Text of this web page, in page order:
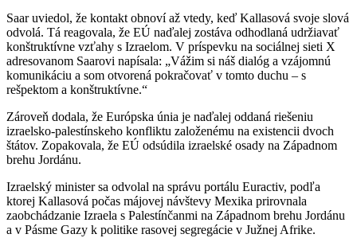
Saar uviedol, že kontakt obnoví až vtedy, keď Kallasová svoje slová
odvolá. Tá reagovala, že EÚ naďalej zostáva odhodlaná udržiavať
konštruktívne vzťahy s Izraelom. V príspevku na sociálnej sieti X
adresovanom Saarovi napísala: „Vážim si náš dialóg a vzájomnú
komunikáciu a som otvorená pokračovať v tomto duchu – s
rešpektom a konštruktívne.“
Zároveň dodala, že Európska únia je naďalej oddaná riešeniu
izraelsko-palestínskeho konfliktu založenému na existencii dvoch
štátov. Zopakovala, že EÚ odsúdila izraelské osady na Západnom
brehu Jordánu.
Izraelský minister sa odvolal na správu portálu Euractiv, podľa
ktorej Kallasová počas májovej návštevy Mexika prirovnala
zaobchádzanie Izraela s Palestínčanmi na Západnom brehu Jordánu
a v Pásme Gazy k politike rasovej segregácie v Južnej Afrike.